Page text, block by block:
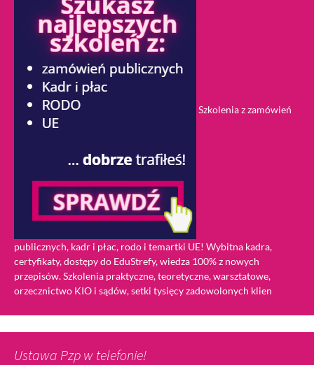
Szkolenia z zamówień
publicznych, kadr i płac, rodo i temartki UE! Wybitna kadra,
certyfikaty, dostępy do EduStrefy, wiedza 100% z nowych
przepisów. Szkolenia praktyczne, teoretyczne, warsztatowe,
orzecznictwo KIO i sądów, setki tysięcy zadowolonych klien
Ustawa Pzp w telefonie!